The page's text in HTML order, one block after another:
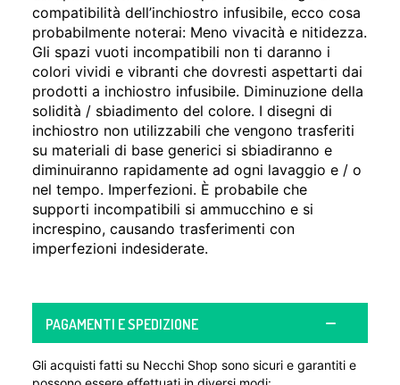
compatibilità dell’inchiostro infusibile, ecco cosa
probabilmente noterai: Meno vivacità e nitidezza.
Gli spazi vuoti incompatibili non ti daranno i
colori vividi e vibranti che dovresti aspettarti dai
prodotti a inchiostro infusibile. Diminuzione della
solidità / sbiadimento del colore. I disegni di
inchiostro non utilizzabili che vengono trasferiti
su materiali di base generici si sbiadiranno e
diminuiranno rapidamente ad ogni lavaggio e / o
nel tempo. Imperfezioni. È probabile che
supporti incompatibili si ammucchino e si
increspino, causando trasferimenti con
imperfezioni indesiderate.
PAGAMENTI E SPEDIZIONE
Gli acquisti fatti su Necchi Shop sono sicuri e garantiti e